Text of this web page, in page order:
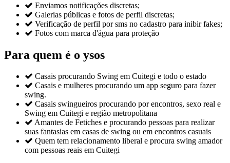
 Enviamos notificações discretas;
 Galerias públicas e fotos de perfil discretas;
 Verificação de perfil por sms no cadastro para inibir fakes;
 Fotos com marca d'água para proteção
Para quem é o ysos
 Casais procurando Swing em Cuitegi e todo o estado
 Casais e mulheres procurando um app seguro para fazer
swing.
 Casais swingueiros procurando por encontros, sexo real e
Swing em Cuitegi e região metropolitana
 Amantes de Fetiches e procurando pessoas para realizar
suas fantasias em casas de swing ou em encontros casuais
 Quem tem relacionamento liberal e procura swing amador
com pessoas reais em Cuitegi